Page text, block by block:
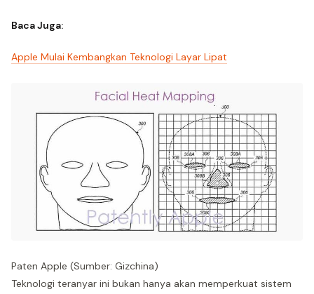
Baca Juga:
Apple Mulai Kembangkan Teknologi Layar Lipat
Paten Apple (Sumber: Gizchina)
Teknologi teranyar ini bukan hanya akan memperkuat sistem